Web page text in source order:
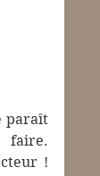
paraît
!